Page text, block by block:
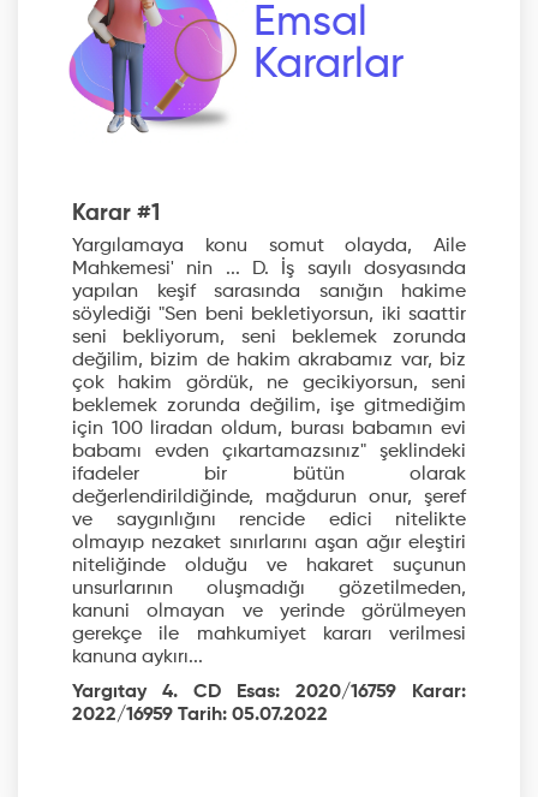
Emsal
Kararlar
Karar #1
Yargılamaya konu somut olayda, Aile
Mahkemesi' nin ... D. İş sayılı dosyasında
yapılan keşif sarasında sanığın hakime
söylediği "Sen beni bekletiyorsun, iki saattir
seni bekliyorum, seni beklemek zorunda
değilim, bizim de hakim akrabamız var, biz
çok hakim gördük, ne gecikiyorsun, seni
beklemek zorunda değilim, işe gitmediğim
için 100 liradan oldum, burası babamın evi
babamı evden çıkartamazsınız" şeklindeki
ifadeler bir bütün olarak
değerlendirildiğinde, mağdurun onur, şeref
ve saygınlığını rencide edici nitelikte
olmayıp nezaket sınırlarını aşan ağır eleştiri
niteliğinde olduğu ve hakaret suçunun
unsurlarının oluşmadığı gözetilmeden,
kanuni olmayan ve yerinde görülmeyen
gerekçe ile mahkumiyet kararı verilmesi
kanuna aykırı...
Yargıtay 4. CD Esas: 2020/16759 Karar:
2022/16959 Tarih: 05.07.2022